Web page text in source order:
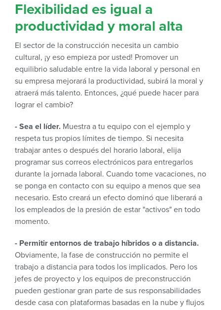
Flexibilidad es igual a
productividad y moral alta
El sector de la construcción necesita un cambio
cultural, ¡y eso empieza por usted! Promover un
equilibrio saludable entre la vida laboral y personal en
su empresa mejorará la productividad, subirá la moral y
atraerá más talento. Entonces, ¿qué puede hacer para
lograr el cambio?
- Sea el líder. Muestra a tu equipo con el ejemplo y
respeta tus propios límites de tiempo. Si necesita
trabajar antes o después del horario laboral, elija
programar sus correos electrónicos para entregarlos
durante la jornada laboral. Cuando tome vacaciones, no
se ponga en contacto con su equipo a menos que sea
necesario. Esto creará un efecto dominó que liberará a
los empleados de la presión de estar "activos" en todo
momento.
- Permitir entornos de trabajo híbridos o a distancia.
Obviamente, la fase de construcción no permite el
trabajo a distancia para todos los implicados. Pero los
jefes de proyecto y los equipos de preconstrucción
pueden gestionar gran parte de sus responsabilidades
desde casa con plataformas basadas en la nube y flujos